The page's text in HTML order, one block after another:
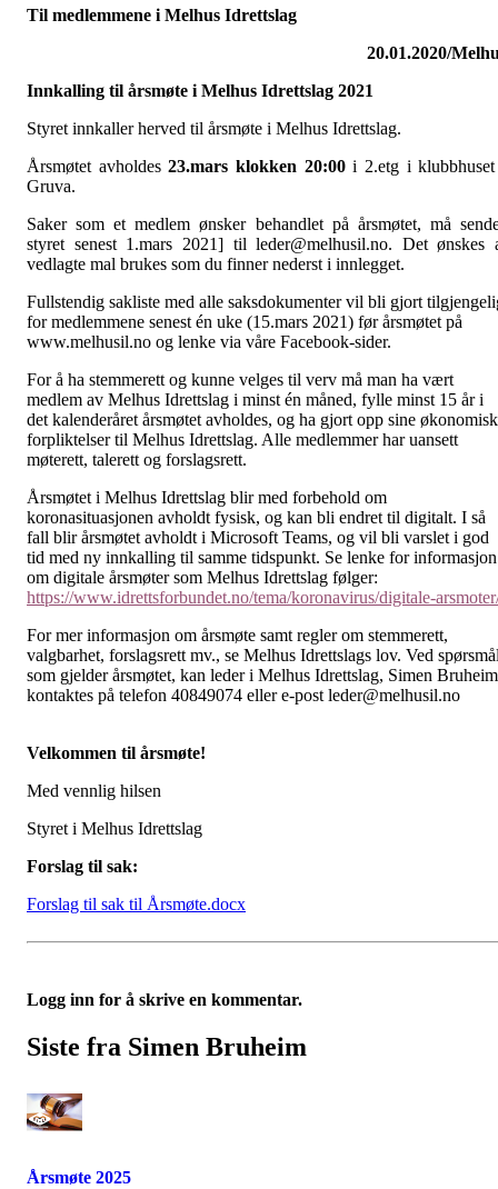
Til medlemmene i Melhus Idrettslag
20.01.2020/
Innkalling til årsmøte i Melhus Idrettslag 2021
Styret innkaller herved til årsmøte i Melhus Idrettslag.
Årsmøtet avholdes23.mars klokken 20:00i 2.etg i
Gruva.
Saker som et medlem ønsker behandlet på årsmøtet, må
styret senest 1.mars 2021] til leder@melhusil.no. Det ønskes
vedlagte mal brukes som du finner nederst i innlegget.
Fullstendig sakliste med alle saksdokumenter vil bli gjort
for medlemmene senest én uke (15.mars 2021) før årsmøtet på
www.melhusil.no og lenke via våre Facebook-sider.
For å ha stemmerett og kunne velges til verv må man ha vært
medlem av Melhus Idrettslag i minst én måned, fylle minst 15 år i
det kalenderåret årsmøtet avholdes, og ha gjort opp sine
forpliktelser til Melhus Idrettslag. Alle medlemmer har uansett
møterett, talerett og forslagsrett.
Årsmøtet i Melhus Idrettslag blir med forbehold om
koronasituasjonen avholdt fysisk, og kan bli endret til digitalt. I så
fall blir årsmøtet avholdt i Microsoft Teams, og vil bli varslet i god
tid med ny innkalling til samme tidspunkt. Se lenke for informasjon
om digitale årsmøter som Melhus Idrettslag følger:
https://www.idrettsforbundet.no/tema/koronavirus/digitale-
For mer informasjon om årsmøte samt regler om stemmerett,
valgbarhet, forslagsrett mv., se Melhus Idrettslags lov. Ved
som gjelder årsmøtet, kan leder i Melhus Idrettslag, Simen
kontaktes på telefon 40849074 eller e-post leder@melhusil.no
Velkommen til årsmøte!
Med vennlig hilsen
Styret i Melhus Idrettslag
Forslag til sak:
Forslag til sak til Årsmøte.docx
Logg inn for å skrive en kommentar.
Siste fra Simen Bruheim
Årsmøte 2025